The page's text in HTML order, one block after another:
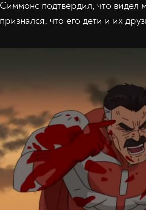
Симмонс подтвердил, что
признался, что его дети и их